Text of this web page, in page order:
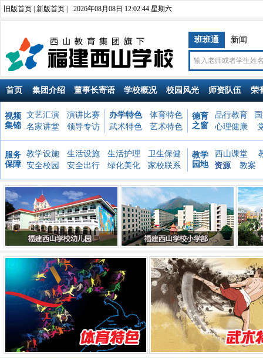
旧版首页 新版首页 2026年08月08日 12:02:45 星期六
班班通 新闻
首页 集团介绍 董事长寄语 学校概况 校园风光 师资队伍 荣
视频
集锦
文艺汇演
演讲比赛
名家讲堂
领导专访
办学特色
体育特色
武术特色
艺术特色
德育
之窗
品行教育
心理健康
服务
保障
教学设施 生活设施 生活护理
卫生保健
安全校园
安全出行 绿化美化 家校联系
教学
园地
西山课堂
资源
教案